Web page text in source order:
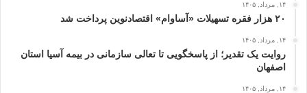
۱۴, مرداد, ۱۴۰۵
۲۰ هزار فقره تسهیلات «آساوام» اقتصادنوین پرداخت شد
۱۴, مرداد, ۱۴۰۵
روایت یک تقدیر؛ از پاسخگویی تا تعالی سازمانی در بیمه آسیا استان
اصفهان
۱۴, مرداد, ۱۴۰۵